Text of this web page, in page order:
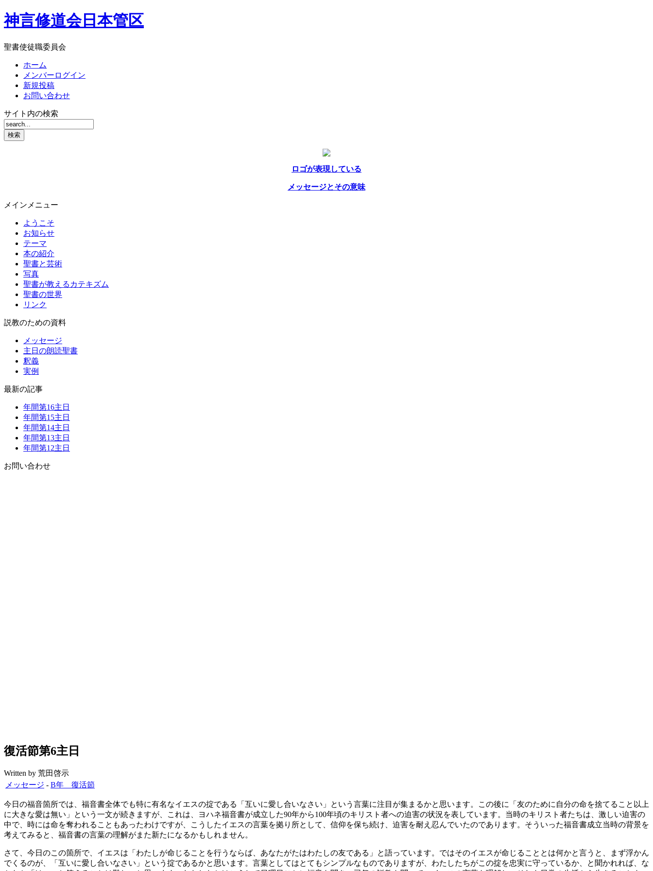
神言修道会日本管区
聖書使徒職委員会
ホーム
メンバーログイン
新規投稿
お問い合わせ
サイト内の検索
ロゴが表現している
メッセージとその意味
メインメニュー
ようこそ
お知らせ
テーマ
本の紹介
聖書と芸術
写真
聖書が教えるカテキズム
聖書の世界
リンク
説教のための資料
メッセージ
主日の朗読聖書
釈義
実例
最新の記事
年間第16主日
年間第15主日
年間第14主日
年間第13主日
年間第12主日
お問い合わせ
復活節第6主日
Written by 荒田啓示
メッセージ - B年 復活節
今日の福音箇所では、福音書全体でも特に有名なイエスの掟である「互いに愛し合いなさい」という言葉に注目が集まるかと思います。この後に「友のために自分の命を捨てること以上
に大きな愛は無い」という一文が続きますが、これは、ヨハネ福音書が成立した90年から100年頃のキリスト者への迫害の状況を表しています。当時のキリスト者たちは、激しい迫害の
中で、時には命を奪われることもあったわけですが、こうしたイエスの言葉を拠り所として、信仰を保ち続け、迫害を耐え忍んでいたのであります。そういった福音書成立当時の背景を
考えてみると、福音書の言葉の理解がまた新たになるかもしれません。
さて、今日のこの箇所で、イエスは「わたしが命じることを行うならば、あなたがたはわたしの友である」と語っています。ではそのイエスが命じることとは何かと言うと、まず浮かん
でくるのが、「互いに愛し合いなさい」という掟であるかと思います。言葉としてはとてもシンプルなものでありますが、わたしたちがこの掟を忠実に守っているか、と聞かれれば、な